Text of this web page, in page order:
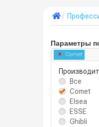
Параметры
Comet
Все
Comet
Elsea
ESSE
Ghibli